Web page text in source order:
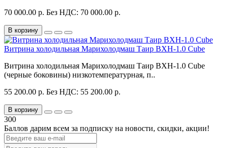
70 000.00 р. Без НДС: 70 000.00 р.
В корзину
Витрина холодильная Марихолодмаш Таир ВХН-1.0 Cube
Витрина холодильная Марихолодмаш Таир ВХН-1.0 Cube
(черные боковины) низкотемпературная, п..
55 200.00 р. Без НДС: 55 200.00 р.
В корзину
300
Баллов дарим всем за подписку на новости, скидки, акции!